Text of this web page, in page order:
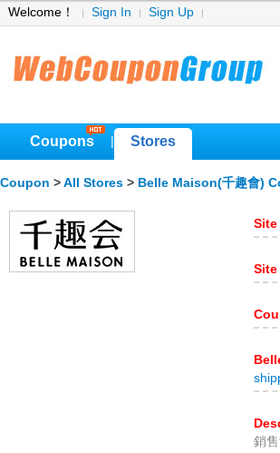
Welcome！ Sign In Sign Up
Coupons Stores
Coupon > All Stores > Belle Maison(千趣會)
Site
Site
銷